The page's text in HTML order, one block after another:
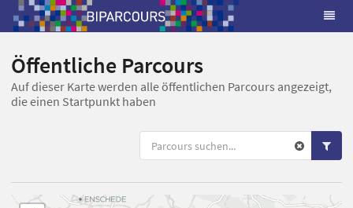
Öffentliche Parcours
Auf dieser Karte werden alle öffentlichen Parcours angezeigt,
die einen Startpunkt haben